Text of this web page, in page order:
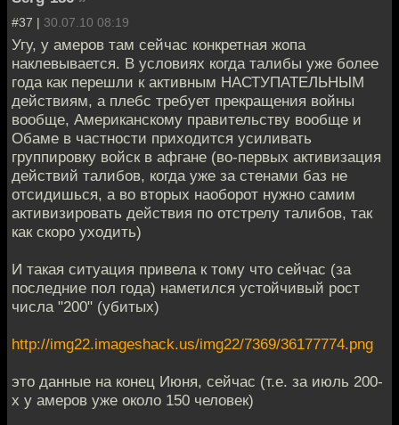
#37 | 30.07.10 08:19
Угу, у амеров там сейчас конкретная жопа
наклевывается. В условиях когда талибы уже более
года как перешли к активным НАСТУПАТЕЛЬНЫМ
действиям, а плебс требует прекращения войны
вообще, Американскому правительству вообще и
Обаме в частности приходится усиливать
группировку войск в афгане (во-первых активизация
действий талибов, когда уже за стенами баз не
отсидишься, а во вторых наоборот нужно самим
активизировать действия по отстрелу талибов, так
как скоро уходить)
И такая ситуация привела к тому что сейчас (за
последние пол года) наметился устойчивый рост
числа "200" (убитых)
http://img22.imageshack.us/img22/7369/36177774.png
это данные на конец Июня, сейчас (т.е. за июль 200-
х у амеров уже около 150 человек)